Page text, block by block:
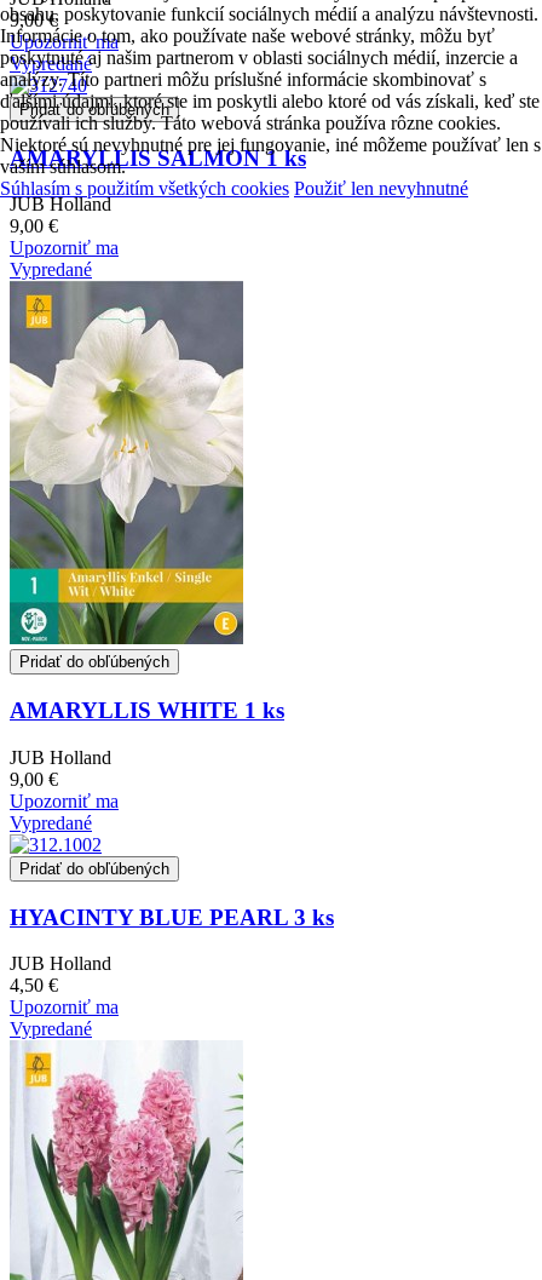
9,00 €
Upozorniť ma
Vypredané
Pridať do obľúbených
AMARYLLIS SALMON 1 ks
JUB Holland
9,00 €
Upozorniť ma
Vypredané
Pridať do obľúbených
AMARYLLIS WHITE 1 ks
JUB Holland
9,00 €
Upozorniť ma
Vypredané
Pridať do obľúbených
HYACINTY BLUE PEARL 3 ks
JUB Holland
4,50 €
Upozorniť ma
Vypredané
obsahu, poskytovanie funkcií sociálnych médií a analýzu návštevnosti.
Informácie o tom, ako používate naše webové stránky, môžu byť
poskytnuté aj našim partnerom v oblasti sociálnych médií, inzercie a
analýzy. Títo partneri môžu príslušné informácie skombinovať s
ďalšími údajmi, ktoré ste im poskytli alebo ktoré od vás získali, keď ste
používali ich služby. Táto webová stránka používa rôzne cookies.
Niektoré sú nevyhnutné pre jej fungovanie, iné môžeme používať len s
vaším súhlasom.
Súhlasím s použitím všetkých cookies Použiť len nevyhnutné